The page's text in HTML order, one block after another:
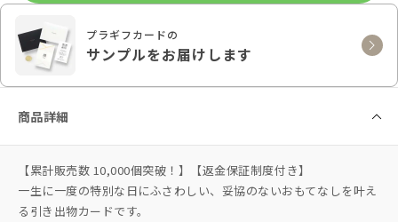
プラギフカードの
サンプルをお届けします
商品詳細
【累計販売数 10,000個突破！】【返金保証制度付き】
一生に一度の特別な日にふさわしい、妥協のないおもてなしを叶え
る引き出物カードです。